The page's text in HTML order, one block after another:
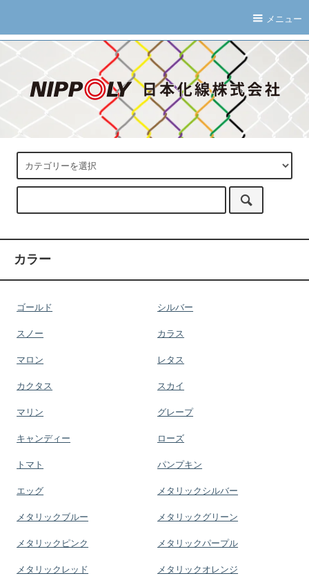
メニュー
カラー
ゴールド シルバー
スノー カラス
マロン レタス
カクタス スカイ
マリン グレープ
キャンディー ローズ
トマト パンプキン
エッグ メタリックシルバー
メタリックブルー メタリックグリーン
メタリックピンク メタリックパープル
メタリックレッド メタリックオレンジ